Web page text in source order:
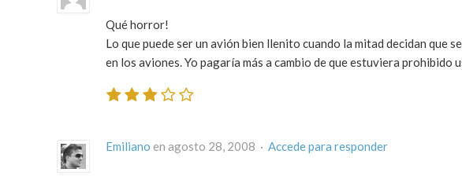
Qué horror!
Lo que puede ser un avión bien llenito cuando la mitad decidan que
en los aviones. Yo pagaría más a cambio de que estuviera prohibido
Emiliano en agosto 28, 2008 · Accede para responder